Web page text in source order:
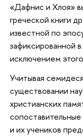
«Дафнис и Хлоя»
греческой книги
известной по
зафиксированной
исключением
Учитывая
существовании
христианских
и их учеников